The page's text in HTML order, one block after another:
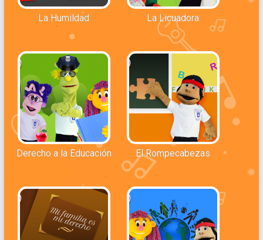
La Humildad La Licuadora
Derecho a la Educación El Rompecabezas